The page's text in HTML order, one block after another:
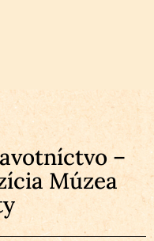
–
Múzea